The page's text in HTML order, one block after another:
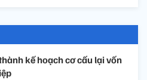
kế hoạch cơ cấu lại vốn